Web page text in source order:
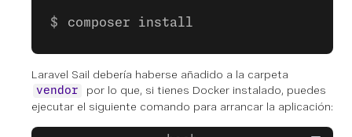
composer install
Laravel Sail debería haberse añadido a la carpeta
vendor
por lo que, si tienes Docker instalado, puedes
ejecutar el siguiente comando para arrancar la aplicación: